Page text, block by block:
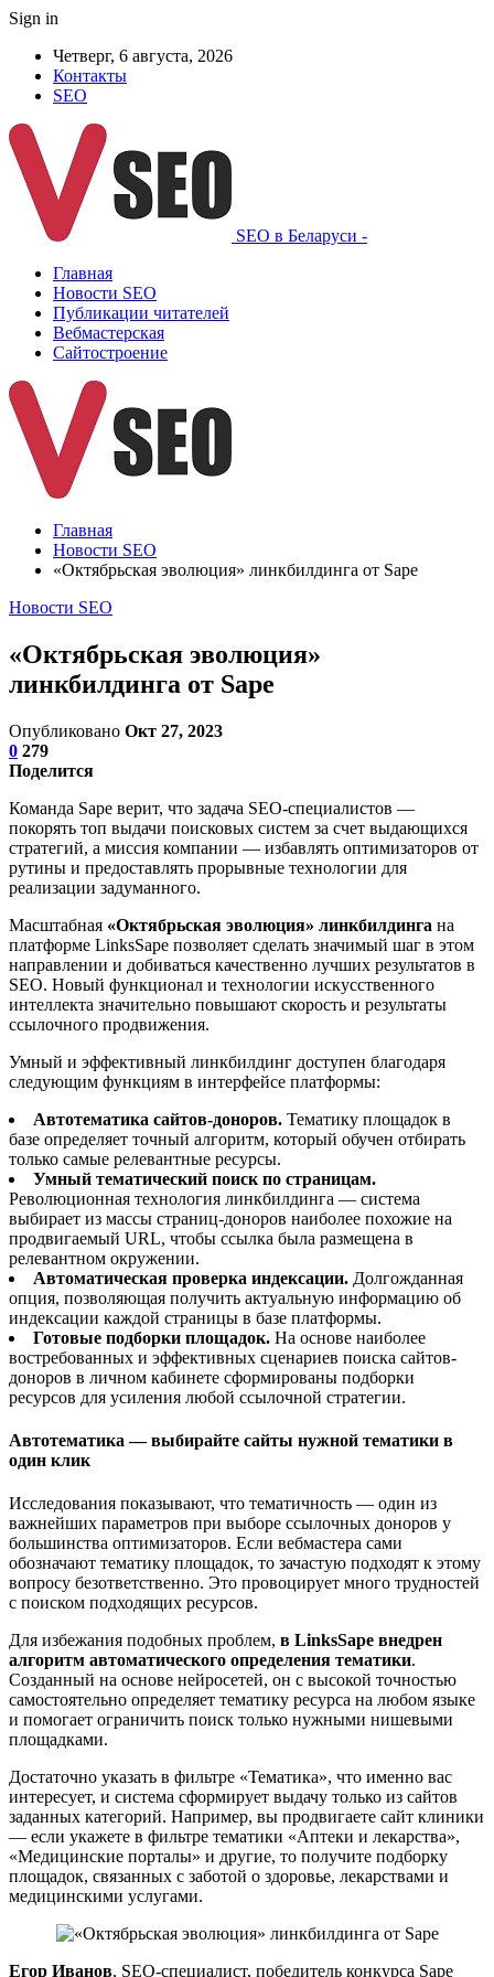
Sign in
Четверг, 6 августа, 2026
Контакты
SEO
SEO в Беларуси -
Главная
Новости SEO
Публикации читателей
Вебмастерская
Сайтостроение
Главная
Новости SEO
«Октябрьская эволюция» линкбилдинга от Sape
Новости SEO
«Октябрьская эволюция»
линкбилдинга от Sape
Опубликовано Окт 27, 2023
0 279
Поделится
Команда Sape верит, что задача SEO-специалистов —
покорять топ выдачи поисковых систем за счет выдающихся
стратегий, а миссия компании — избавлять оптимизаторов от
рутины и предоставлять прорывные технологии для
реализации задуманного.
Масштабная «Октябрьская эволюция» линкбилдинга на
платформе LinksSape позволяет сделать значимый шаг в этом
направлении и добиваться качественно лучших результатов в
SEO. Новый функционал и технологии искусственного
интеллекта значительно повышают скорость и результаты
ссылочного продвижения.
Умный и эффективный линкбилдинг доступен благодаря
следующим функциям в интерфейсе платформы:
Автотематика сайтов-доноров. Тематику площадок в
базе определяет точный алгоритм, который обучен отбирать
только самые релевантные ресурсы.
Умный тематический поиск по страницам.
Революционная технология линкбилдинга — система
выбирает из массы страниц-доноров наиболее похожие на
продвигаемый URL, чтобы ссылка была размещена в
релевантном окружении.
Автоматическая проверка индексации. Долгожданная
опция, позволяющая получить актуальную информацию об
индексации каждой страницы в базе платформы.
Готовые подборки площадок. На основе наиболее
востребованных и эффективных сценариев поиска сайтов-
доноров в личном кабинете сформированы подборки
ресурсов для усиления любой ссылочной стратегии.
Автотематика — выбирайте сайты нужной тематики в
один клик
Исследования показывают, что тематичность — один из
важнейших параметров при выборе ссылочных доноров у
большинства оптимизаторов. Если вебмастера сами
обозначают тематику площадок, то зачастую подходят к этому
вопросу безответственно. Это провоцирует много трудностей
с поиском подходящих ресурсов.
Для избежания подобных проблем, в LinksSape внедрен
алгоритм автоматического определения тематики.
Созданный на основе нейросетей, он с высокой точностью
самостоятельно определяет тематику ресурса на любом языке
и помогает ограничить поиск только нужными нишевыми
площадками.
Достаточно указать в фильтре «Тематика», что именно вас
интересует, и система сформирует выдачу только из сайтов
заданных категорий. Например, вы продвигаете сайт клиники
— если укажете в фильтре тематики «Аптеки и лекарства»,
«Медицинские порталы» и другие, то получите подборку
площадок, связанных с заботой о здоровье, лекарствами и
медицинскими услугами.
Егор Иванов, SEO-специалист, победитель конкурса Sape